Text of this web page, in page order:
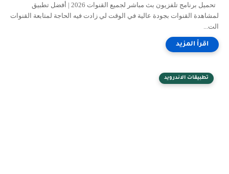
تحميل برنامج تلفزيون بث مباشر لجميع القنوات 2026 | أفضل تطبيق
لمشاهدة القنوات بجودة عالية في الوقت لي زادت فيه الحاجة لمتابعة القنوات
الت...
تطبيقات الاندرويد